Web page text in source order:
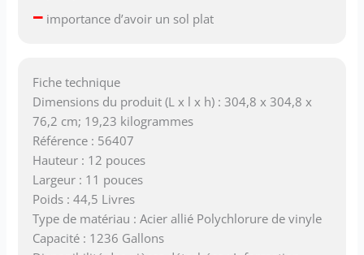
– importance d’avoir un sol plat
Fiche technique
Dimensions du produit (L x l x h) : 304,8 x 304,8 x
76,2 cm; 19,23 kilogrammes
Référence : 56407
Hauteur : 12 pouces
Largeur : 11 pouces
Poids : 44,5 Livres
Type de matériau : Acier allié Polychlorure de vinyle
Capacité : 1236 Gallons